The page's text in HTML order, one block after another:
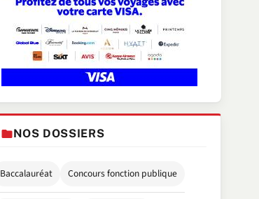
NOS DOSSIERS
Baccalauréat Concours fonction publique